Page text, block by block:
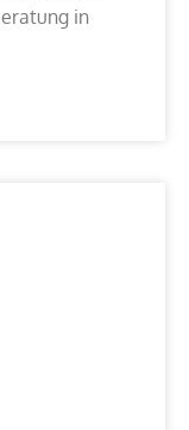
in